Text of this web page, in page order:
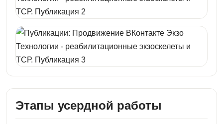
Этапы усердной работы